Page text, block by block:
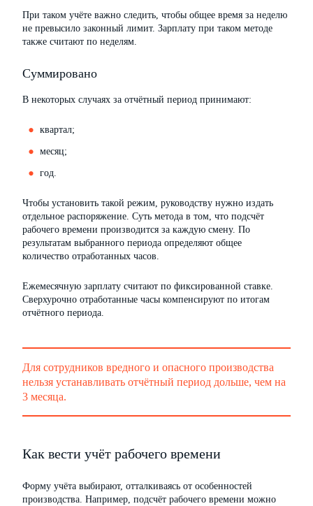
При таком учёте важно следить, чтобы общее время за неделю
не превысило законный лимит. Зарплату при таком методе
также считают по неделям.
Суммировано
В некоторых случаях за отчётный период принимают:
квартал;
месяц;
год.
Чтобы установить такой режим, руководству нужно издать
отдельное распоряжение. Суть метода в том, что подсчёт
рабочего времени производится за каждую смену. По
результатам выбранного периода определяют общее
количество отработанных часов.
Ежемесячную зарплату считают по фиксированной ставке.
Сверхурочно отработанные часы компенсируют по итогам
отчётного периода.
Для сотрудников вредного и опасного производства
нельзя устанавливать отчётный период дольше, чем на
3 месяца.
Как вести учёт рабочего времени
Форму учёта выбирают, отталкиваясь от особенностей
производства. Например, подсчёт рабочего времени можно